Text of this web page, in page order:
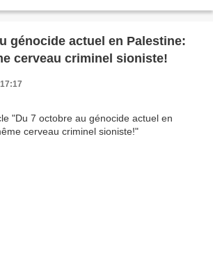
génocide actuel en Palestine:
cerveau criminel sioniste!